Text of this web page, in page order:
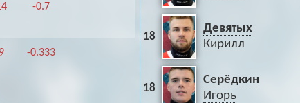
-0.7
-0.333
18
Девятых
Кирилл
18
Серёдкин
Игорь